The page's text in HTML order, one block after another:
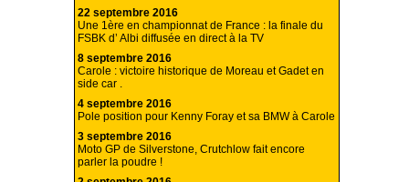
22 septembre 2016
Une 1ère en championnat de France : la finale du
FSBK d’ Albi diffusée en direct à la TV
8 septembre 2016
Carole : victoire historique de Moreau et Gadet en
side car .
4 septembre 2016
Pole position pour Kenny Foray et sa BMW à Carole
3 septembre 2016
Moto GP de Silverstone, Crutchlow fait encore
parler la poudre !